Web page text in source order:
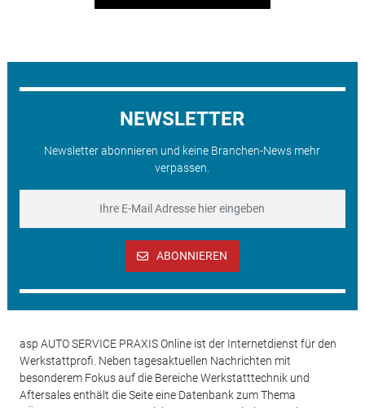
NEWSLETTER
Newsletter abonnieren und keine Branchen-News mehr
verpassen.
ABONNIEREN
asp AUTO SERVICE PRAXIS Online ist der Internetdienst für den
Werkstattprofi. Neben tagesaktuellen Nachrichten mit
besonderem Fokus auf die Bereiche Werkstatttechnik und
Aftersales enthält die Seite eine Datenbank zum Thema